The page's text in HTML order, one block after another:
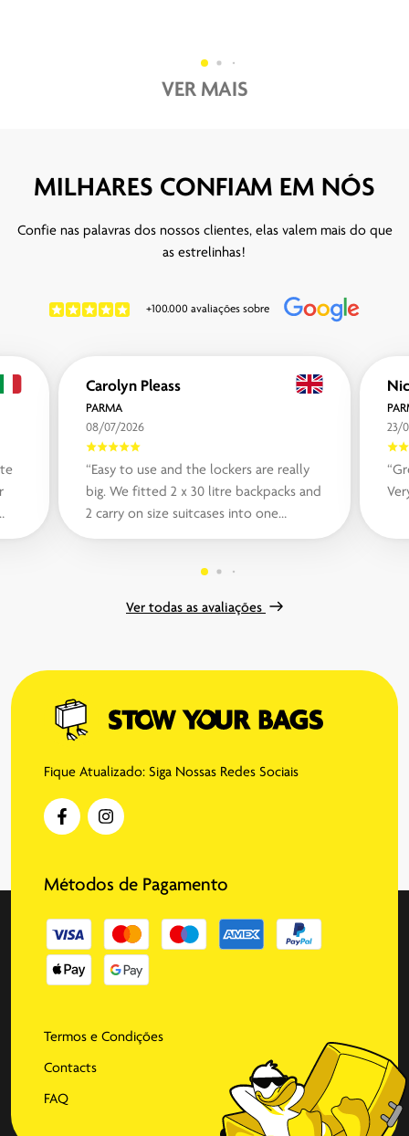
VER MAIS
MILHARES CONFIAM EM NÓS
Confie nas palavras dos nossos clientes, elas valem mais do que
as estrelinhas!
+100.000 avaliações sobre
Carolyn Pleass
PARMA
08/07/2026
“Easy to use and the lockers are really
big. We fitted 2 x 30 litre backpacks and
2 carry on size suitcases into one
locker“
23/
Ver todas as avaliações
Fique Atualizado: Siga Nossas Redes Sociais
Métodos de Pagamento
Termos e Condições
Contacts
FAQ